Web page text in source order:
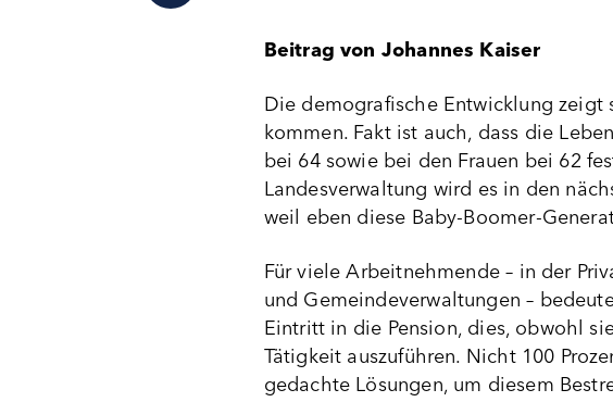
Beitrag von Johannes Kaiser
Die demografische Entwicklung zeigt
kommen. Fakt ist auch, dass die
bei 64 sowie bei den Frauen bei 62
Landesverwaltung wird es in den
weil eben diese Baby-Boomer-
Für viele Arbeitnehmende – in der
und Gemeindeverwaltungen –
Eintritt in die Pension, dies, obwohl
Tätigkeit auszuführen. Nicht 100
gedachte Lösungen, um diesem